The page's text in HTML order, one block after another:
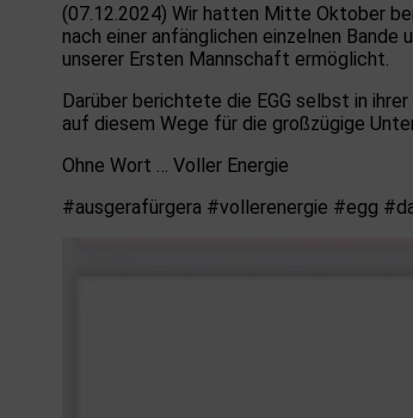
(07.12.2024) Wir hatten Mitte Oktober
nach einer anfänglichen einzelnen
unserer Ersten Mannschaft ermöglicht.
Darüber berichtete die EGG selbst in
auf diesem Wege für die großzügige
Ohne Wort … Voller Energie
#ausgerafürgera #vollerenergie #egg